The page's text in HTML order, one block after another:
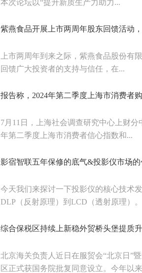
本次论坛以“提升新质生产力助力...
紫燕食品开展上市两周年股东回馈活动
上市两周年到来之际，紫燕食品股份有
回馈广大投资者的支持与信任，在...
报告称，2024年第二季度上海市消费者
7月11日，上海社会调查研究中心上财
年第二季度上海市消费者信心指数和...
影宿智联五年保修的底气&投影仪市场
今天我们来探讨一下投影仪的核心技术
DLP（反射原理）到LCD（透射原理）
综合保税区持续上新稳外贸桥头堡提质
北京海关负责人近日在服贸会“北京日”
区正式获国务院批复同意设立。今年以